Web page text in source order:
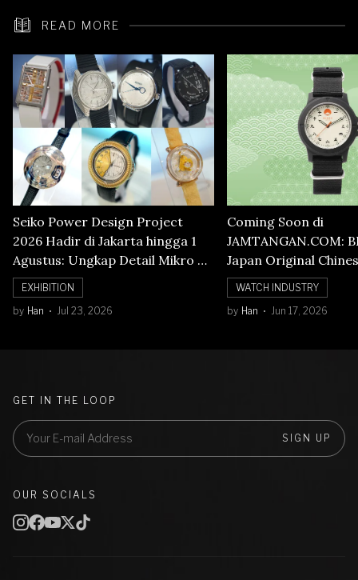
READ MORE
Seiko Power Design Project
2026 Hadir di Jakarta hingga 1
Agustus: Ungkap Detail Mikro di
Balik Seni Watchmaking
EXHIBITION
by Han Jul 23, 2026
Coming Soon di
JAMTANGAN.COM:
Japan Original
Numerals Watch
WATCH INDUSTRY
by Han Jun 17, 2026
GET IN THE LOOP
SIGN UP
OUR SOCIALS